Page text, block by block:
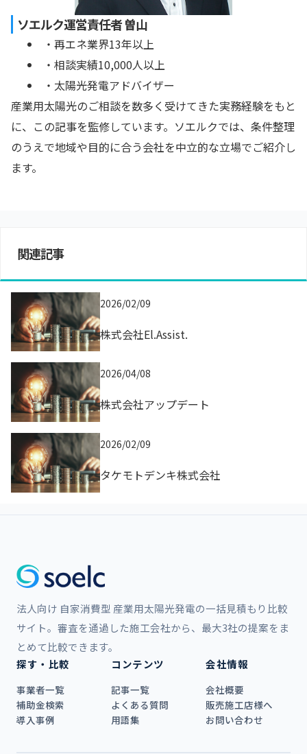
ソエルク運営責任者 曽山
・再エネ業界13年以上
・相談実績10,000人以上
・太陽光発電アドバイザー
産業用太陽光のご相談を数多く受けてきた実務経験をもと
に、この記事を監修しています。ソエルクでは、条件整理
のうえで地域や目的に合う会社を中立的な立場でご紹介し
ます。
関連記事
2026/02/09
株式会社El.Assist.
2026/04/08
株式会社アップデート
2026/02/09
タケモトデンキ株式会社
法人向け 自家消費型 産業用太陽光発電の一括見積もり比較
サイト。審査を通過した施工会社から、最大3社の提案をま
とめて比較できます。
探す・比較
事業者一覧
補助金検索
導入事例
コンテンツ
記事一覧
よくある質問
用語集
会社情報
会社概要
販売施工店様へ
お問い合わせ